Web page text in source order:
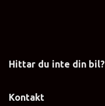
Hittar du inte din bil?
Kontakt